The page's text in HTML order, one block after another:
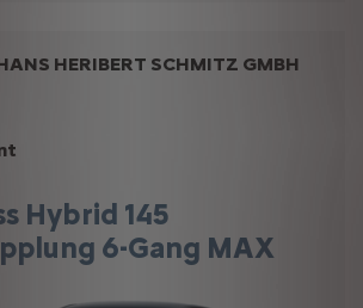
Hybrid 145
6-Gang MAX
HERIBERT SCHMITZ GMBH